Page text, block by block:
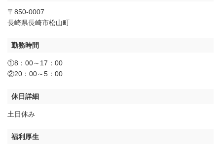
〒850-0007
長崎県長崎市松山町
勤務時間
①8：00～17：00
②20：00～5：00
休日詳細
土日休み
福利厚生